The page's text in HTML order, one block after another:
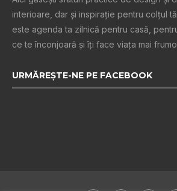
interioare, dar și inspiraţie pentru colţul
este agenda ta zilnică pentru casă,
ce te înconjoară şi îţi face viaţa mai
URMĂREȘTE-NE PE FACEBOOK